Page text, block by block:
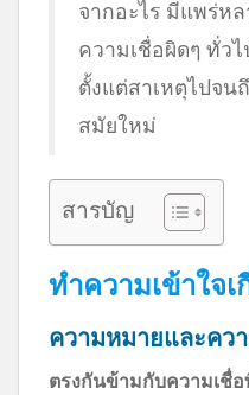
จากอะไร มีแพร่ห
ความเชื่อผิดๆ ทั่ว
ตั้งแต่สาเหตุไปจน
สมัยใหม่
สารบัญ
ทำความเข้าใจ
ความหมายและคว
ตรงกันข้ามกับความเชื่